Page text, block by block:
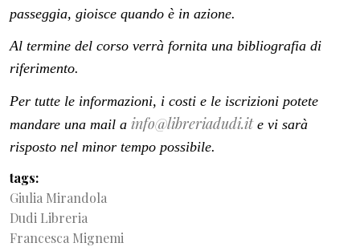
passeggia, gioisce quando è in azione.
Al termine del corso verrà fornita una bibliografia di
riferimento.
Per tutte le informazioni, i costi e le iscrizioni potete
mandare una mail a info@libreriadudi.ite vi sarà
risposto nel minor tempo possibile.
tags
Giulia Mirandola
Dudi Libreria
Francesca Mignemi